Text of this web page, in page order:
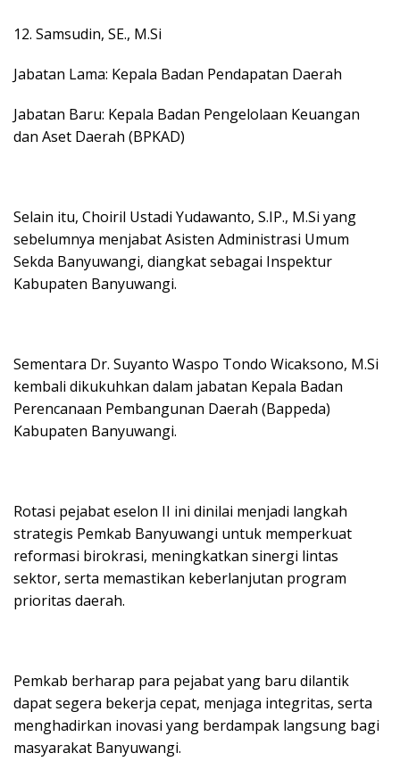
12. Samsudin, SE., M.Si
Jabatan Lama: Kepala Badan Pendapatan Daerah
Jabatan Baru: Kepala Badan Pengelolaan Keuangan
dan Aset Daerah (BPKAD)
Selain itu, Choiril Ustadi Yudawanto, S.IP., M.Si yang
sebelumnya menjabat Asisten Administrasi Umum
Sekda Banyuwangi, diangkat sebagai Inspektur
Kabupaten Banyuwangi.
Sementara Dr. Suyanto Waspo Tondo Wicaksono, M.Si
kembali dikukuhkan dalam jabatan Kepala Badan
Perencanaan Pembangunan Daerah (Bappeda)
Kabupaten Banyuwangi.
Rotasi pejabat eselon II ini dinilai menjadi langkah
strategis Pemkab Banyuwangi untuk memperkuat
reformasi birokrasi, meningkatkan sinergi lintas
sektor, serta memastikan keberlanjutan program
prioritas daerah.
Pemkab berharap para pejabat yang baru dilantik
dapat segera bekerja cepat, menjaga integritas, serta
menghadirkan inovasi yang berdampak langsung bagi
masyarakat Banyuwangi.